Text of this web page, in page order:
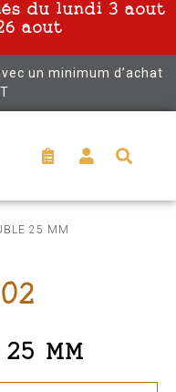
du lundi 3 aout
aout
un minimum d’achat
25 MM
MM